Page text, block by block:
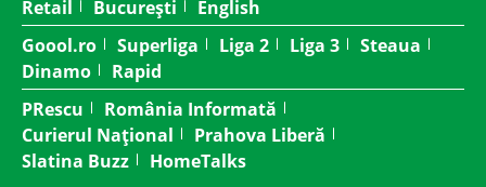
Retail
București
English
Goool.ro
Superliga Liga 2 Liga 3
Steaua
Dinamo
Rapid
PRescu
România Informată
Curierul Național
Prahova Liberă
Slatina Buzz
HomeTalks